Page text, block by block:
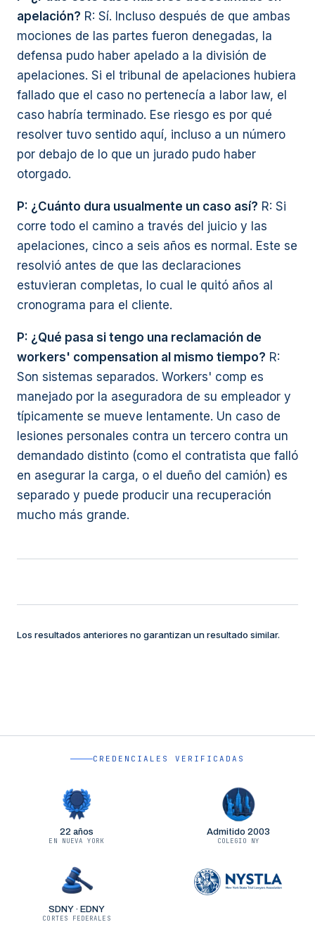
apelación? R: Sí. Incluso después de que ambas
mociones de las partes fueron denegadas, la
defensa pudo haber apelado a la división de
apelaciones. Si el tribunal de apelaciones hubiera
fallado que el caso no pertenecía a labor law, el
caso habría terminado. Ese riesgo es por qué
resolver tuvo sentido aquí, incluso a un número
por debajo de lo que un jurado pudo haber
otorgado.
P: ¿Cuánto dura usualmente un caso así? R: Si
corre todo el camino a través del juicio y las
apelaciones, cinco a seis años es normal. Este se
resolvió antes de que las declaraciones
estuvieran completas, lo cual le quitó años al
cronograma para el cliente.
P: ¿Qué pasa si tengo una reclamación de
workers' compensation al mismo tiempo? R:
Son sistemas separados. Workers' comp es
manejado por la aseguradora de su empleador y
típicamente se mueve lentamente. Un caso de
lesiones personales contra un tercero contra un
demandado distinto (como el contratista que falló
en asegurar la carga, o el dueño del camión) es
separado y puede producir una recuperación
mucho más grande.
Los resultados anteriores no garantizan un resultado similar.
CREDENCIALES VERIFICADAS
22 años
EN NUEVA YORK
Admitido 2003
COLEGIO NY
SDNY · EDNY
CORTES FEDERALES